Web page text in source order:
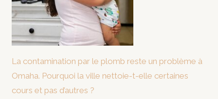
La contamination par le plomb reste un problème à
Omaha. Pourquoi la ville nettoie-t-elle certaines
cours et pas d’autres ?